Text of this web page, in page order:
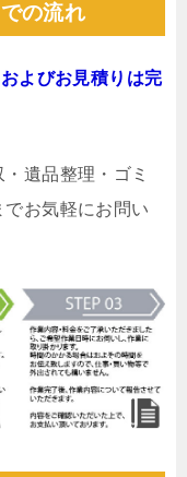
の流れ
よびお見積りは完
遺品整理・ゴミ
お気軽にお問い